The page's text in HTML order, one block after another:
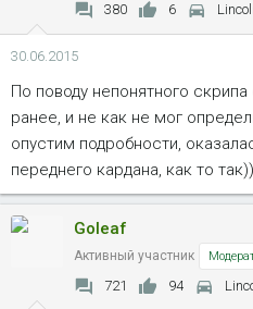
380 6
30.06.2015
По поводу непонятного
ранее, и не как не мог
опустим подробности,
переднего кардана, как то
Goleaf
Активный участник
721 94